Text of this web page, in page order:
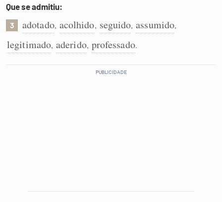
Dicionário
Sinônimos
Que se admitiu:
3 adotado, acolhido, seguido, assumido,
legitimado, aderido, professado.